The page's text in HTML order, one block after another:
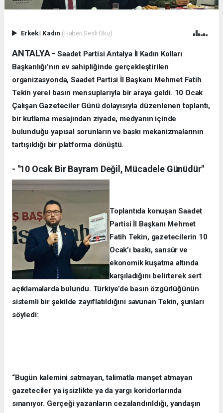
Erkek| Kadın (Haberi Sesli Oku)
ANTALYA - Saadet Partisi Antalya İl Kadın Kolları
Başkanlığı’nın ev sahipliğinde gerçekleştirilen
organizasyonda, Saadet Partisi İl Başkanı Mehmet Fatih
Tekin yerel basın mensuplarıyla bir araya geldi. 10 Ocak
Çalışan Gazeteciler Günü dolayısıyla düzenlenen toplantı,
bir kutlama mesajından ziyade, medyanın içinde
bulunduğu yapısal sorunların ve baskı mekanizmalarının
tartışıldığı bir platforma dönüştü.
- "10 Ocak Bir Bayram Değil, Mücadele Günüdür"
Toplantıda konuşan Saadet
Partisi İl Başkanı Mehmet
Fatih Tekin, gazetecilerin 10
Ocak’ı baskı, sansür ve
ekonomik kuşatma altında
karşıladığını belirterek sert
açıklamalarda bulundu. Türkiye’de basın özgürlüğünün
sistemli bir şekilde zayıflatıldığını savunan Tekin, şunları
söyledi:
“Bugün kalemini satmayan, talimatla manşet atmayan
gazeteciler ya işsizlikte ya da yargı koridorlarında
sınanıyor. Gerçeği yazanların cezalandırıldığı, yandaşın